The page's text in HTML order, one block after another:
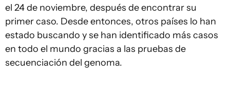
el 24 de noviembre, después de encontrar su
primer caso. Desde entonces, otros países lo han
estado buscando y se han identificado más casos
en todo el mundo gracias a las pruebas de
secuenciación del genoma.